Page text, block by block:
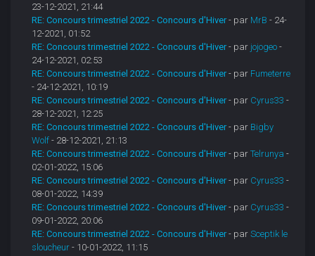
23-12-2021, 21:44
RE: Concours trimestriel 2022 - Concours d'Hiver - par MrB - 24-
12-2021, 01:52
RE: Concours trimestriel 2022 - Concours d'Hiver - par jojogeo -
24-12-2021, 02:53
RE: Concours trimestriel 2022 - Concours d'Hiver - par Fumeterre
- 24-12-2021, 10:19
RE: Concours trimestriel 2022 - Concours d'Hiver - par Cyrus33 -
28-12-2021, 12:25
RE: Concours trimestriel 2022 - Concours d'Hiver - par Bigby
Wolf - 28-12-2021, 21:13
RE: Concours trimestriel 2022 - Concours d'Hiver - parTelrunya -
02-01-2022, 15:06
RE: Concours trimestriel 2022 - Concours d'Hiver - par Cyrus33 -
08-01-2022, 14:39
RE: Concours trimestriel 2022 - Concours d'Hiver - par Cyrus33 -
09-01-2022, 20:06
RE: Concours trimestriel 2022 - Concours d'Hiver - parSceptik le
sloucheur - 10-01-2022, 11:15